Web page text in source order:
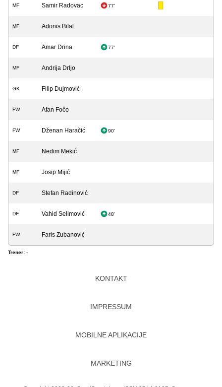
MF Samir Radovac 77'
MF Adonis Bilal
DF Amar Drina 77'
MF Andrija Drljo
GK Filip Dujmović
FW Afan Fočo
FW Dženan Haračić 90'
MF Nedim Mekić
MF Josip Mijić
DF Stefan Radinović
DF Vahid Selimović 48'
FW Faris Zubanović
Trener: -
KONTAKT
IMPRESSUM
MOBILNE APLIKACIJE
MARKETING